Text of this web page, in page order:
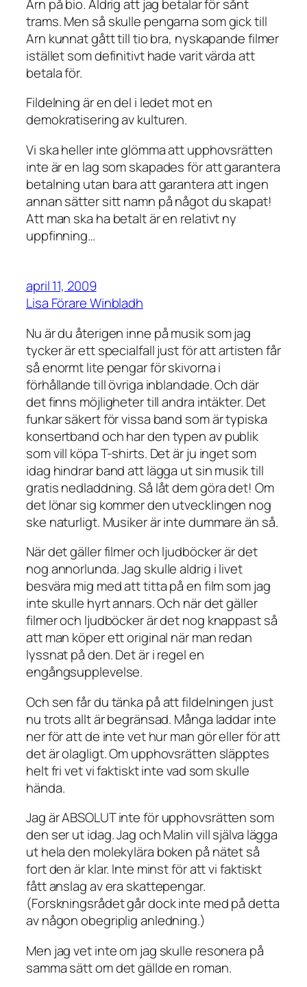
Arn på bio. Aldrig att jag betalar för sånt
trams. Men så skulle pengarna som gick till
Arn kunnat gått till tio bra, nyskapande filmer
istället som definitivt hade varit värda att
betala för.
Fildelning är en del i ledet mot en
demokratisering av kulturen.
Vi ska heller inte glömma att upphovsrätten
inte är en lag som skapades för att garantera
betalning utan bara att garantera att ingen
annan sätter sitt namn på något du skapat!
Att man ska ha betalt är en relativt ny
uppfinning…
april 11, 2009
Lisa Förare Winbladh
Nu är du återigen inne på musik som jag
tycker är ett specialfall just för att artisten får
så enormt lite pengar för skivorna i
förhållande till övriga inblandade. Och där
det finns möjligheter till andra intäkter. Det
funkar säkert för vissa band som är typiska
konsertband och har den typen av publik
som vill köpa T-shirts. Det är ju inget som
idag hindrar band att lägga ut sin musik till
gratis nedladdning. Så låt dem göra det! Om
det lönar sig kommer den utvecklingen nog
ske naturligt. Musiker är inte dummare än så.
När det gäller filmer och ljudböcker är det
nog annorlunda. Jag skulle aldrig i livet
besvära mig med att titta på en film som jag
inte skulle hyrt annars. Och när det gäller
filmer och ljudböcker är det nog knappast så
att man köper ett original när man redan
lyssnat på den. Det är i regel en
engångsupplevelse.
Och sen får du tänka på att fildelningen just
nu trots allt är begränsad. Många laddar inte
ner för att de inte vet hur man gör eller för att
det är olagligt. Om upphovsrätten släpptes
helt fri vet vi faktiskt inte vad som skulle
hända.
Jag är ABSOLUT inte för upphovsrätten som
den ser ut idag. Jag och Malin vill själva lägga
ut hela den molekylära boken på nätet så
fort den är klar. Inte minst för att vi faktiskt
fått anslag av era skattepengar.
(Forskningsrådet går dock inte med på detta
av någon obegriplig anledning.)
Men jag vet inte om jag skulle resonera på
samma sätt om det gällde en roman.